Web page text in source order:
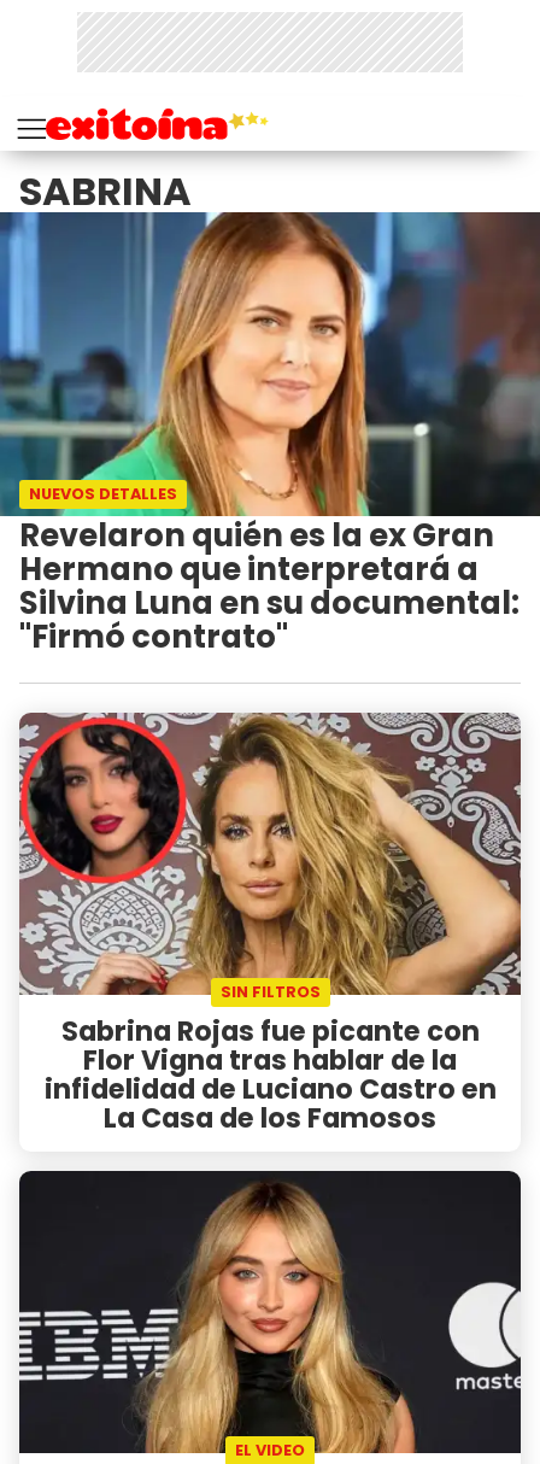
SABRINA
NUEVOS DETALLES
Revelaron quién es la ex Gran
Hermano que interpretará a
Silvina Luna en su documental:
"Firmó contrato"
SIN FILTROS
Sabrina Rojas fue picante con
Flor Vigna tras hablar de la
infidelidad de Luciano Castro en
La Casa de los Famosos
EL VIDEO